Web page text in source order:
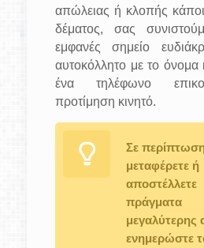
απώλειας ή κλοπής
δέματος, σας
εμφανές σημείο
αυτοκόλλητο με το
ένα τηλέφωνο
προτίμηση κινητό.
Σε
μεταφέρετε ή
αποστέλλετε
πράγματα
μεγαλύτερης
ενημερώστε